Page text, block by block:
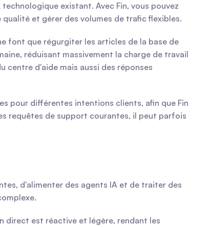
existant. Avec Fin, vous pouvez
et gérer des volumes de trafic flexibles.
font que régurgiter les articles de la base de
réduisant massivement la charge de travail
centre d'aide mais aussi des réponses
pour différentes intentions clients, afin que Fin
requêtes de support courantes, il peut parfois
d'alimenter des agents IA et de traiter des
direct est réactive et légère, rendant les